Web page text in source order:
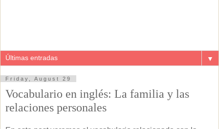
▼
Friday, August 29
Vocabulario en inglés: La familia y las
relaciones personales